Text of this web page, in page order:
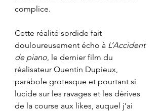
complice.
Cette réalité sordide fait
douloureusement écho à L’Accident
de piano , le dernier film du
réalisateur Quentin Dupieux,
parabole grotesque et pourtant si
lucide sur les ravages et les dérives
de la course aux likes, auquel j’ai